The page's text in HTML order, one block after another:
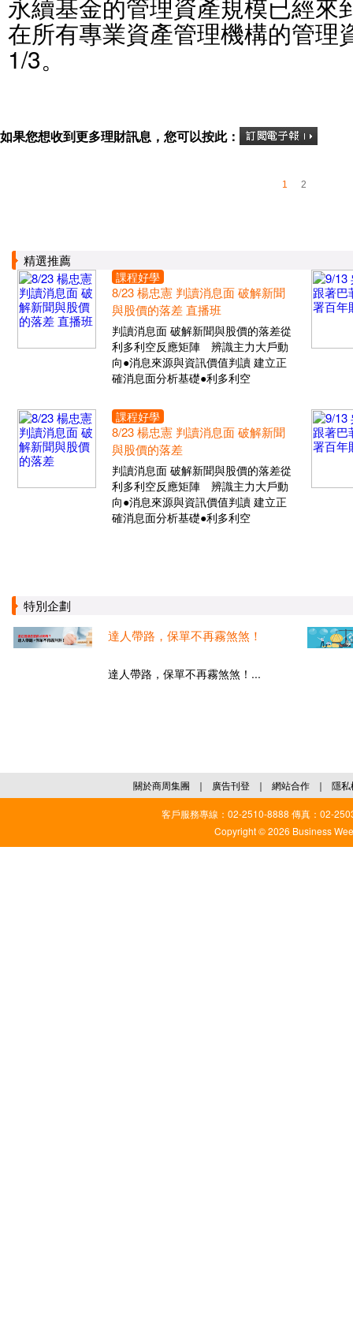
在所有專業資產管理機構的管理
1/3。
如果您想收到更多理財訊息，您可以按此：
1 2
精選推薦
課程好學
8/23 楊忠憲 判讀消息面 破解新聞
與股價的落差 直播班
判讀消息面 破解新聞與股價的落差從
利多利空反應矩陣 辨識主力大戶動
向●消息來源與資訊價值判讀 建立正
確消息面分析基礎●利多利空
課程好學
8/23 楊忠憲 判讀消息面 破解新聞
與股價的落差
判讀消息面 破解新聞與股價的落差從
利多利空反應矩陣 辨識主力大戶動
向●消息來源與資訊價值判讀 建立正
確消息面分析基礎●利多利空
特別企劃
達人帶路，保單不再霧煞煞！
達人帶路，保單不再霧煞煞！...
關於商周集團 ｜ 廣告刊登 ｜ 網站合作 ｜ 隱私
客戶服務專線：02-2510-8888 傳真：02-
Copyright © 2026 Business